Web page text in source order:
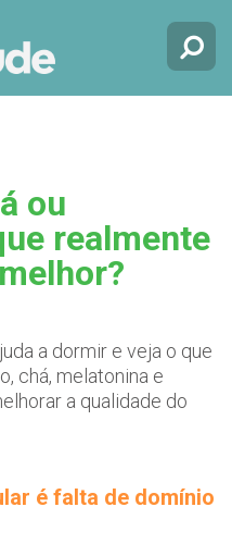
ou
realmente
a dormir e veja o que
chá, melatonina e
a qualidade do
é falta de domínio